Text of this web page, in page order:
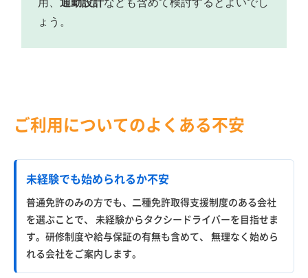
用、通勤設計なども含めて検討するとよいでし
ょう。
ご利用についてのよくある不安
未経験でも始められるか不安
普通免許のみの方でも、二種免許取得支援制度のある会社
を選ぶことで、 未経験からタクシードライバーを目指せま
す。研修制度や給与保証の有無も含めて、 無理なく始めら
れる会社をご案内します。